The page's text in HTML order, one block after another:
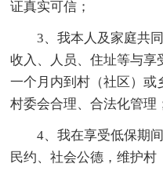
证真实可信；
3、我本人及家庭共
收入、人员、住址等与享
一个月内到村（社区）或
村委会合理、合法化管理
4、我在享受低保期
民约、社会公德，维护